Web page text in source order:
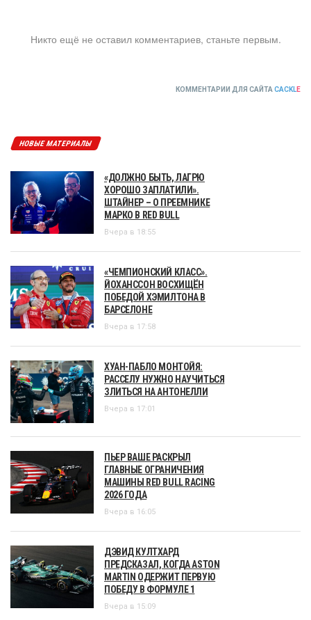
Никто ещё не оставил комментариев, станьте первым.
КОММЕНТАРИИ ДЛЯ САЙТА CACKLE
НОВЫЕ МАТЕРИАЛЫ
«ДОЛЖНО БЫТЬ, ЛАГРЮ
ХОРОШО ЗАПЛАТИЛИ».
ШТАЙНЕР – О ПРЕЕМНИКЕ
МАРКО В RED BULL
Вчера в 18:55
«ЧЕМПИОНСКИЙ КЛАСС».
ЙОХАНССОН ВОСХИЩЁН
ПОБЕДОЙ ХЭМИЛТОНА В
БАРСЕЛОНЕ
Вчера в 17:58
ХУАН-ПАБЛО МОНТОЙЯ:
РАССЕЛУ НУЖНО НАУЧИТЬСЯ
ЗЛИТЬСЯ НА АНТОНЕЛЛИ
Вчера в 17:01
ПЬЕР ВАШЕ РАСКРЫЛ
ГЛАВНЫЕ ОГРАНИЧЕНИЯ
МАШИНЫ RED BULL RACING
2026 ГОДА
Вчера в 16:05
ДЭВИД КУЛТХАРД
ПРЕДСКАЗАЛ, КОГДА ASTON
MARTIN ОДЕРЖИТ ПЕРВУЮ
ПОБЕДУ В ФОРМУЛЕ 1
Вчера в 15:09